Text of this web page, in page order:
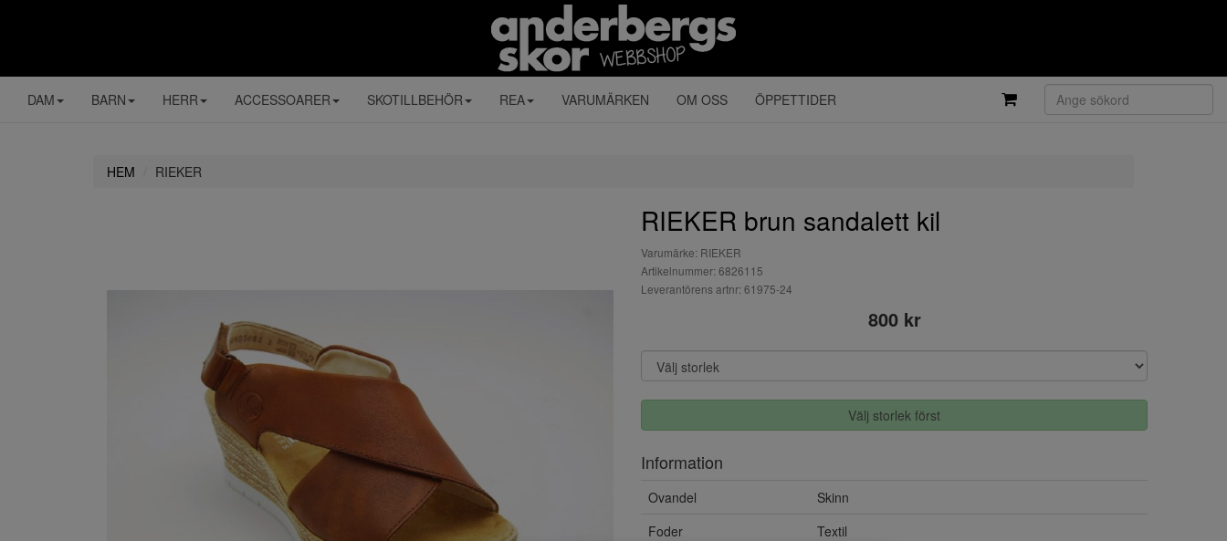
DAM BARN HERR ACCESSOARER SKOTILLBEHÖR REA VARUMÄRKEN OM OSS ÖPPETTIDER
HEM RIEKER
RIEKER brun sandalett kil
Varumärke: RIEKER
Artikelnummer: 6826115
Leverantörens artnr: 61975-24
800 kr
Välj storlek först
Information
Ovandel
Skinn
Foder
Textil